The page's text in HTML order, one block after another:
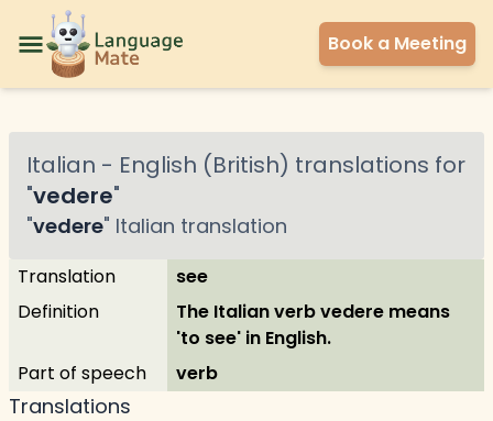
Book a Meeting
Italian - English (British) translations for
"vedere"
"vedere" Italian translation
Translation
see
Definition
The Italian verb vedere means
'to see' in English.
Part of speech
verb
Translations